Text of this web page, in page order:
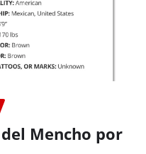
Mencho por